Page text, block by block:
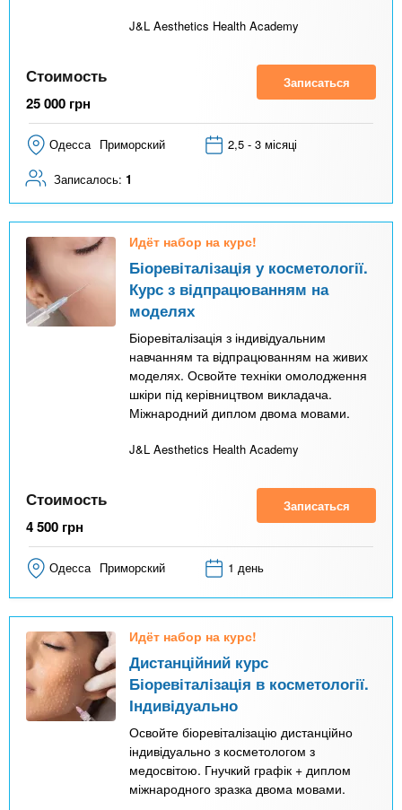
J&L Aesthetics Health Academy
Стоимость
25 000 грн
Записаться
Одесса Приморский 2,5 - 3 місяці
Записалось: 1
Идёт набор на курс!
Біоревіталізація у косметології.
Курс з відпрацюванням на
моделях
Біоревіталізація з індивідуальним
навчанням та відпрацюванням на живих
моделях. Освойте техніки омолодження
шкіри під керівництвом викладача.
Міжнародний диплом двома мовами.
J&L Aesthetics Health Academy
Стоимость
4 500 грн
Записаться
Одесса Приморский 1 день
Идёт набор на курс!
Дистанційний курс
Біоревіталізація в косметології.
Індивідуально
Освойте біоревіталізацію дистанційно
індивідуально з косметологом з
медосвітою. Гнучкий графік + диплом
міжнародного зразка двома мовами.